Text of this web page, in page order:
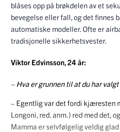
blåses opp på brøkdelen av et
bevegelse eller fall, og det finnes
automatiske modeller. Ofte er
tradisjonelle sikkerhetsvester.
Viktor Edvinsson, 24 år:
– Hva er grunnen til at du har
– Egentlig var det fordi kjæresten
Longoni, red. anm.) red med det,
Mamma er selvfølgelig veldig